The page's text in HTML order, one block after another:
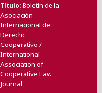
Título Boletín de la
Asociación
Internacional de
Derecho
Cooperativo /
International
Association of
Cooperative Law
Journal